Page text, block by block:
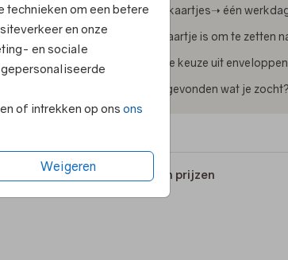
om een betere
en onze
en sociale
of intrekken op ons ons
Weigeren
Foliekaartjes➝ één
Elk kaartje is om te zetten
Ruime keuze uit
Niet gevonden wat je
Formaten en prijzen